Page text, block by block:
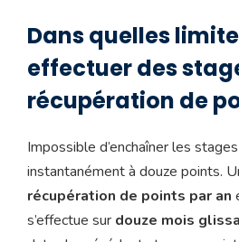
Dans quelles
effectuer des
récupération de
Impossible d’enchaîner les
instantanément à douze points.
récupération de points par an
s’effectue sur douze mois